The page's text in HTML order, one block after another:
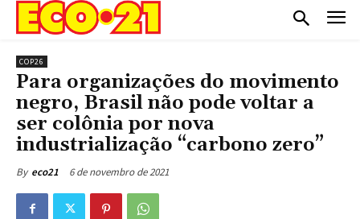
COP26
Para organizações do movimento
negro, Brasil não pode voltar a
ser colônia por nova
industrialização “carbono zero”
By eco21 6 de novembro de 2021